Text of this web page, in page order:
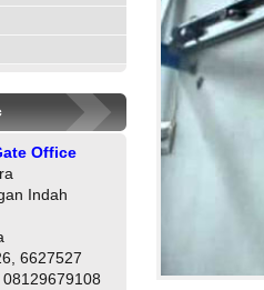
Office
Indah
6627527